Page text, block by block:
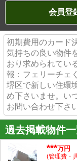
会員登
初期費用のカード
気持ちの良い物件
おり求められてい
報：フェリーチェ
堺区で新しい住環
め下さいませ。い
お問い合わせ下さ
過去掲載物件
***万円
(管理費・